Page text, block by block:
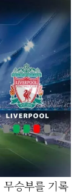
승부를 기록